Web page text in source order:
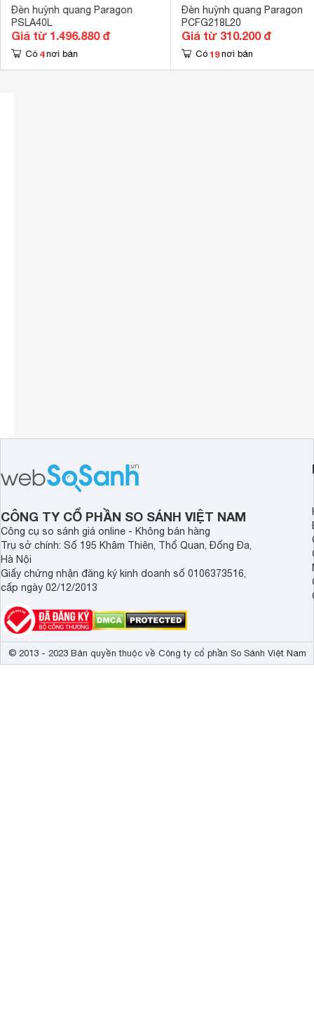
Đèn huỳnh quang Paragon
PSLA40L
Giá từ 1.496.880 đ
Có 4 nơi bán
Đèn huỳnh quang Paragon
PCFG218L20
Giá từ 310.200 đ
Có 19 nơi bán
CÔNG TY CỔ PHẦN SO SÁNH VIỆT NAM
Công cụ so sánh giá online - Không bán hàng
Trụ sở chính: Số 195 Khâm Thiên, Thổ Quan, Đống Đa,
Hà Nội
Giấy chứng nhận đăng ký kinh doanh số 0106373516,
cấp ngày 02/12/2013
© 2013 - 2023 Bản quyền thuộc về Công ty cổ phần So Sánh Việt Nam